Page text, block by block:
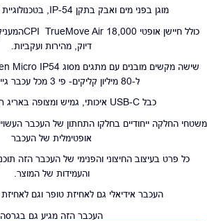
מוגן בפני מים ואבק בתקן IP-54, בטכנולוגיית AquaBarrier™.
דיוק, מהירות ועקביות.
ל-80 מיליון קליקים- פי 3 מכל עכבר גיימינג אחר!
כבל USB-C איכותי, גמיש ומצופה באריג רשת חזק ועמיד
אופטימלית של העכבר
כל פרט בעיצוב החיצוני והפנימי של העכבר הזה
והעמידות של המוצר.
העכבר אידיאלי גם לאחיזת טופר וגם
העכבר הזה מגיע גם בגרסה